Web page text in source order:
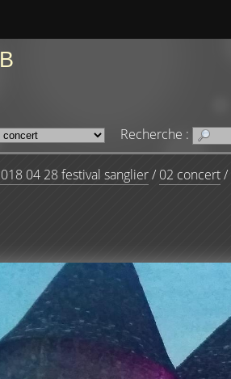
Recherche :
04 28 festival sanglier/ 02 concert/